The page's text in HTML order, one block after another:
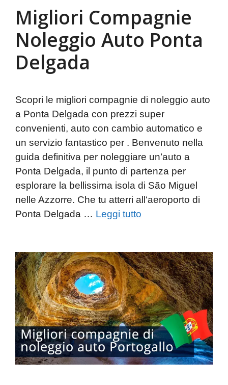
Migliori Compagnie
Noleggio Auto Ponta
Delgada
Scopri le migliori compagnie di noleggio auto
a Ponta Delgada con prezzi super
convenienti, auto con cambio automatico e
un servizio fantastico per . Benvenuto nella
guida definitiva per noleggiare un’auto a
Ponta Delgada, il punto di partenza per
esplorare la bellissima isola di São Miguel
nelle Azzorre. Che tu atterri all‘aeroporto di
Ponta Delgada … Leggi tutto